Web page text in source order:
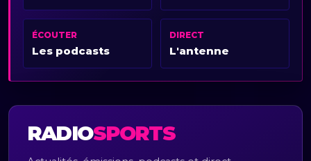
ÉCOUTER
Les podcasts
DIRECT
L'antenne
RADIOSPORTS